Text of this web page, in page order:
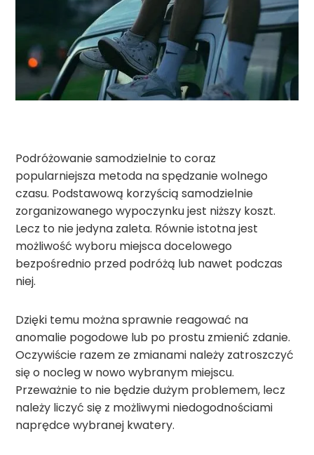
Podróżowanie samodzielnie to coraz
popularniejsza metoda na spędzanie wolnego
czasu. Podstawową korzyścią samodzielnie
zorganizowanego wypoczynku jest niższy koszt.
Lecz to nie jedyna zaleta. Równie istotna jest
możliwość wyboru miejsca docelowego
bezpośrednio przed podróżą lub nawet podczas
niej.
Dzięki temu można sprawnie reagować na
anomalie pogodowe lub po prostu zmienić zdanie.
Oczywiście razem ze zmianami należy zatroszczyć
się o nocleg w nowo wybranym miejscu.
Przeważnie to nie będzie dużym problemem, lecz
należy liczyć się z możliwymi niedogodnościami
naprędce wybranej kwatery.